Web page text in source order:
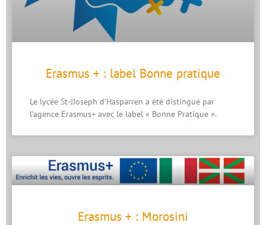
Erasmus + : label Bonne pratique
Le lycée St-JJoseph d’Hasparren a été distingué par
l’agence Erasmus+ avec le label « Bonne Pratique ».
Erasmus + : Morosini